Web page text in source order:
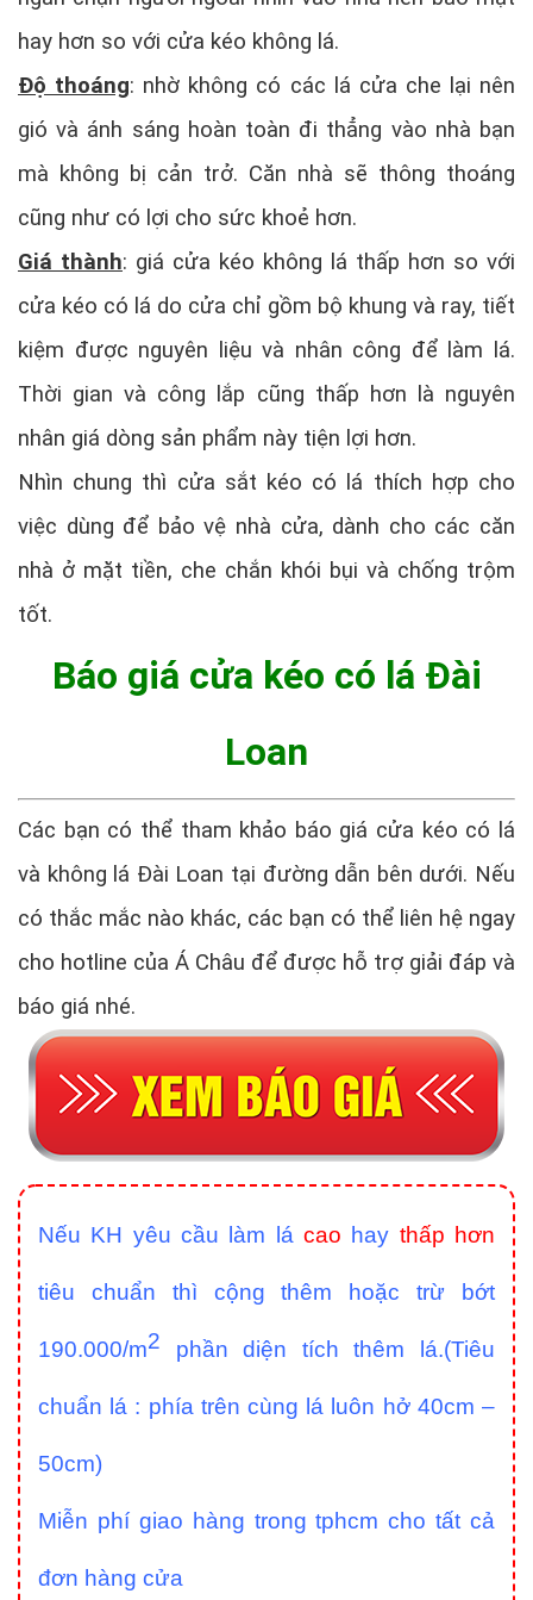
hay hơn so với cửa kéo không lá.
Độ thoáng: nhờ không có các lá cửa che lại nên
gió và ánh sáng hoàn toàn đi thẳng vào nhà bạn
mà không bị cản trở. Căn nhà sẽ thông thoáng
cũng như có lợi cho sức khoẻ hơn.
Giá thành: giá cửa kéo không lá thấp hơn so với
cửa kéo có lá do cửa chỉ gồm bộ khung và ray, tiết
kiệm được nguyên liệu và nhân công để làm lá.
Thời gian và công lắp cũng thấp hơn là nguyên
nhân giá dòng sản phẩm này tiện lợi hơn.
Nhìn chung thì cửa sắt kéo có lá thích hợp cho
việc dùng để bảo vệ nhà cửa, dành cho các căn
nhà ở mặt tiền, che chắn khói bụi và chống trộm
tốt.
Báo giá cửa kéo có lá Đài
Loan
Các bạn có thể tham khảo báo giá cửa kéo có lá
và không lá Đài Loan tại đường dẫn bên dưới. Nếu
có thắc mắc nào khác, các bạn có thể liên hệ ngay
cho hotline của Á Châu để được hỗ trợ giải đáp và
báo giá nhé.
Nếu KH yêu cầu làm lá cao hay thấp hơn
tiêu chuẩn thì cộng thêm hoặc trừ bớt
190.000/m2 phần diện tích thêm lá.(Tiêu
chuẩn lá : phía trên cùng lá luôn hở 40cm –
50cm)
Miễn phí giao hàng trong tphcm cho tất cả
đơn hàng cửa